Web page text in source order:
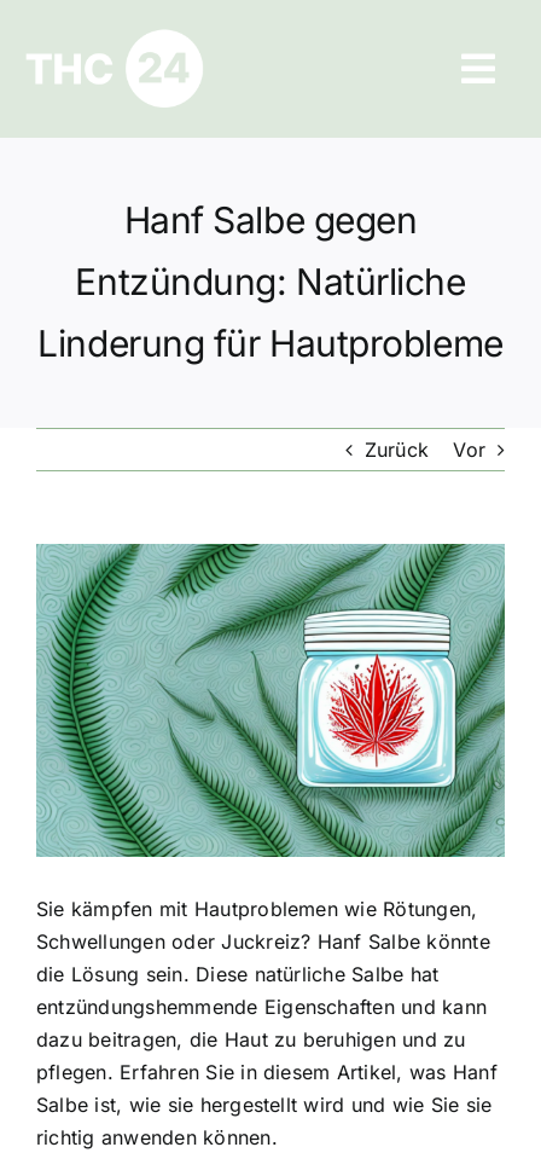
springen
Ratgeber
Hilfe und Kontakt
Datenschutz
Hanf Salbe gegen
Entzündung: Natürliche
Linderung für Hautprobleme
Zurück Vor
Zeige
grösseres
Bild
Sie kämpfen mit Hautproblemen wie Rötungen,
Schwellungen oder Juckreiz? Hanf Salbe könnte
die Lösung sein. Diese natürliche Salbe hat
entzündungshemmende Eigenschaften und kann
dazu beitragen, die Haut zu beruhigen und zu
pflegen. Erfahren Sie in diesem Artikel, was Hanf
Salbe ist, wie sie hergestellt wird und wie Sie sie
richtig anwenden können.